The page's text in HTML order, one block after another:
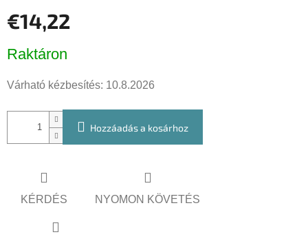
€14,22
Raktáron
Várható kézbesítés: 10.8.2026
Hozzáadás a kosárhoz
KÉRDÉS NYOMON KÖVETÉS